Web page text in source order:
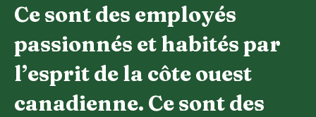
Ce sont des employés
passionnés et habités par
l’esprit de la côte ouest
canadienne. Ce sont des